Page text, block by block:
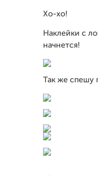
Хо-хо!
Наклейки с
начнется!
Так же